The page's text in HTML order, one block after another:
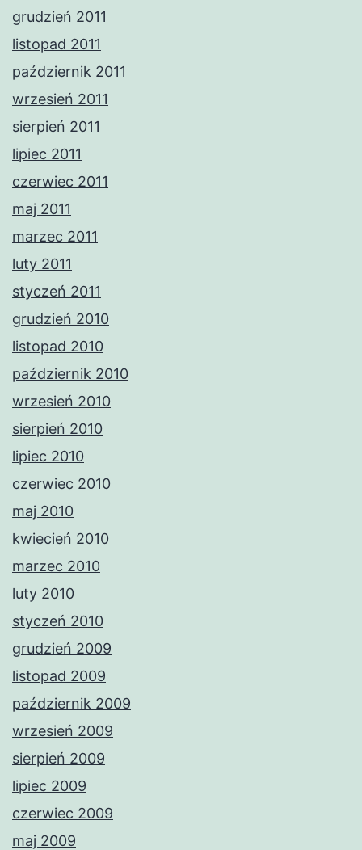
grudzień 2011
listopad 2011
październik 2011
wrzesień 2011
sierpień 2011
lipiec 2011
czerwiec 2011
maj 2011
marzec 2011
luty 2011
styczeń 2011
grudzień 2010
listopad 2010
październik 2010
wrzesień 2010
sierpień 2010
lipiec 2010
czerwiec 2010
maj 2010
kwiecień 2010
marzec 2010
luty 2010
styczeń 2010
grudzień 2009
listopad 2009
październik 2009
wrzesień 2009
sierpień 2009
lipiec 2009
czerwiec 2009
maj 2009